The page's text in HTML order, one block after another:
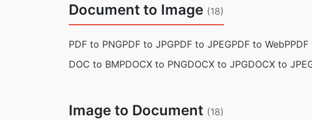
Document to Image (18)
PDF to PNGPDF to JPGPDF to JPEGPDF to WebPPDF
DOC to BMPDOCX to PNGDOCX to JPGDOCX to
Image to Document (18)